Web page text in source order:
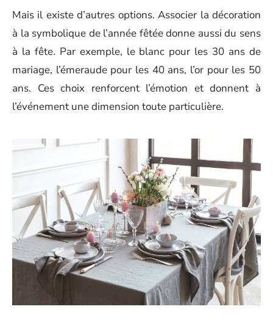
Mais il existe d’autres options. Associer la décoration
à la symbolique de l’année fêtée donne aussi du sens
à la fête. Par exemple, le blanc pour les 30 ans de
mariage, l’émeraude pour les 40 ans, l’or pour les 50
ans. Ces choix renforcent l’émotion et donnent à
l’événement une dimension toute particulière.